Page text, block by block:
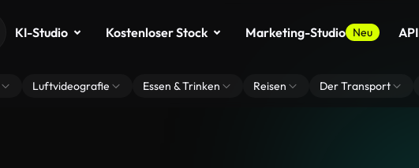
KI-Studio Kostenloser Stock Marketing-Studio Neu API
Luftvideografie Essen & Trinken Reisen Der Transport